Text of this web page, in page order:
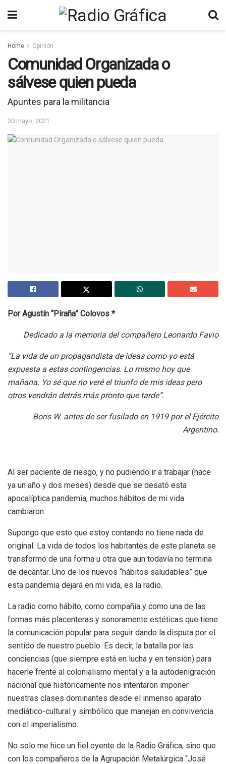
Home Opinión
Comunidad Organizada o
sálvese quien pueda
Apuntes para la militancia
30 mayo, 2021
Por Agustín “Piraña” Colovos *
Dedicado a la memoria del compañero Leonardo Favio
“La vida de un propagandista de ideas como yo está
expuesta a estas contingencias. Lo mismo hoy que
mañana. Yo sé que no veré el triunfo de mis ideas pero
otros vendrán detrás más pronto que tarde”.
Boris W. antes de ser fusilado en 1919 por el Ejército
Argentino.
Al ser paciente de riesgo, y no pudiendo ir a trabajar (hace
ya un año y dos meses) desde que se desató esta
apocalíptica pandemia, muchos hábitos de mi vida
cambiaron.
Supongo que esto que estoy contando no tiene nada de
original. La vida de todos los habitantes de este planeta se
transformó de una forma u otra que aun todavía no termina
de decantar. Uno de los nuevos “hábitos saludables” que
esta pandemia dejará en mi vida, es la radio.
La radio como hábito, como compañía y como una de las
formas más placenteras y sonoramente estéticas que tiene
la comunicación popular para seguir dando la disputa por el
sentido de nuestro pueblo. Es decir, la batalla por las
conciencias (que siempre está en lucha y en tensión) para
hacerle frente al colonialismo mental y a la autodenigración
nacional que históricamente nos intentaron imponer
nuestras clases dominantes desde el inmenso aparato
mediático-cultural y simbólico que manejan en convivencia
con el imperialismo.
No solo me hice un fiel oyente de la Radio Gráfica, sino que
con los compañeros de la Agrupación Metalúrgica “José